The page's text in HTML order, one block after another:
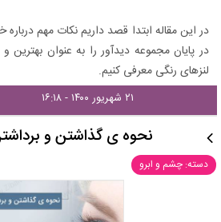
در این مقاله ابتدا قصد داریم نکات مهم
در پایان مجموعه دیدآور را به عنوان
لنزهای رنگی معرفی کنیم.
۲۱ شهریور ۱۴۰۰ - ۱۶:۱۸
نحوه ی گذاشتن و
دسته: چشم و ابرو